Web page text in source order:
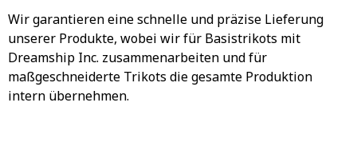
Wir garantieren eine schnelle und präzise Lieferung
unserer Produkte, wobei wir für Basistrikots mit
Dreamship Inc. zusammenarbeiten und für
maßgeschneiderte Trikots die gesamte Produktion
intern übernehmen.